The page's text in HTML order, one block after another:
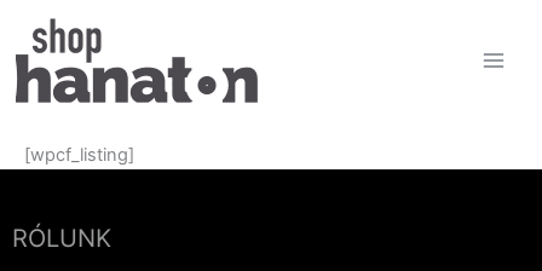
content
CF Listing Page
[wpcf_listing]
RÓLUNK